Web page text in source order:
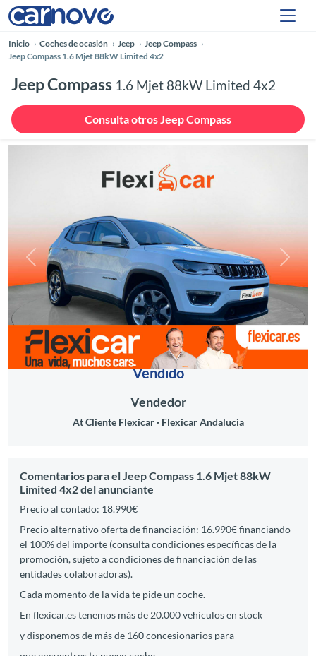
Inicio Coches de ocasión Jeep
Jeep Compass
Jeep Compass 1.6 Mjet 88kW Limited 4x2
Jeep Compass 1.6 Mjet 88kW Limited 4x2
Consulta otros Jeep Compass
Anterior
Vendido
Vendedor
At Cliente Flexicar Flexicar Andalucia
Comentarios para el Jeep Compass 1.6 Mjet 88kW
Limited 4x2 del anunciante
Precio al contado: 18.990€
Precio alternativo oferta de financiación: 16.990€ financiando
el 100% del importe (consulta condiciones específicas de la
promoción, sujeto a condiciones de financiación de las
entidades colaboradoras).
Cada momento de la vida te pide un coche.
En flexicar.es tenemos más de 20.000 vehículos en stock
y disponemos de más de 160 concesionarios para